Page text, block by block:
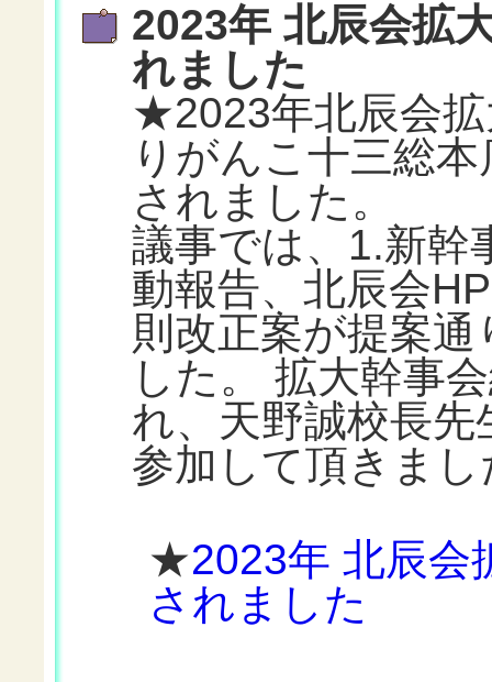
2023年 北辰会拡
れました
★2023年北辰会
りがんこ十三総
されました。
議事では、1.新幹
動報告、北辰会
則改正案が提案
した。 拡大幹事
れ、天野誠校長
参加して頂きま
★2023年 北辰会
されました